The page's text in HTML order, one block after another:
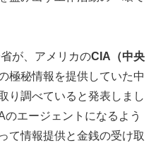
が、アメリカのCIA（中央
極秘情報を提供していた中
り調べていると発表しまし
エージェントになるよう
て情報提供と金銭の受け取